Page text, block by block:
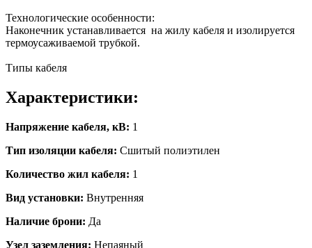
Технологические особенности:
Наконечник устанавливается на жилу кабеля и изолируется
термоусаживаемой трубкой.
Типы кабеля
Характеристики:
Напряжение кабеля, кВ: 1
Тип изоляции кабеля: Сшитый полиэтилен
Количество жил кабеля: 1
Вид установки: Внутренняя
Наличие брони: Да
Узел заземления: Непаяный